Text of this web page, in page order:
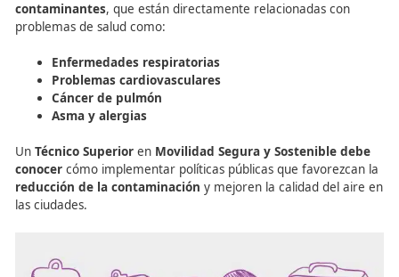
Técnico Superior en FP:
Reducción de la
Contaminación y sus